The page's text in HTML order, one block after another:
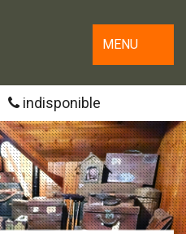
MENU
indisponible